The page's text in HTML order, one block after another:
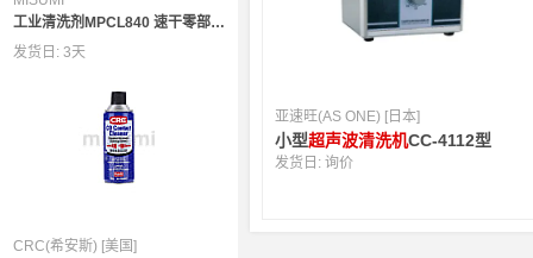
工业清洗剂MPCL840 速干零部件 （日本畅销/超大容量/满足VOC标准）
发货日: 3天
CRC(希安斯) [美国]
亚速旺(AS ONE) [日本]
小型超声波清洗机CC-4112型
发货日:询价